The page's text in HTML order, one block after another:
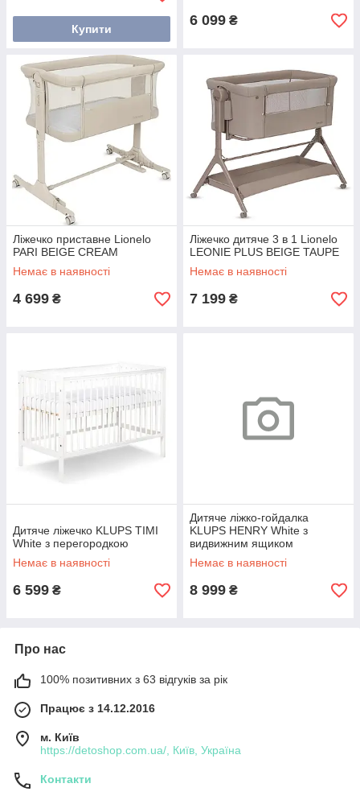
Купити
6 099 ₴
Ліжечко приставне Lionelo
PARI BEIGE CREAM
Немає в наявності
4 699 ₴
Ліжечко дитяче 3 в 1 Lionelo
LEONIE PLUS BEIGE TAUPE
Немає в наявності
7 199 ₴
Дитяче ліжечко KLUPS TIMI
White з перегородкою
Немає в наявності
6 599 ₴
Дитяче ліжко-гойдалка
KLUPS HENRY White з
видвижним ящиком
Немає в наявності
8 999 ₴
Про нас
100% позитивних з 63 відгуків за рік
Працює з 14.12.2016
м. Київ
https://detoshop.com.ua/, Київ, Україна
Контакти